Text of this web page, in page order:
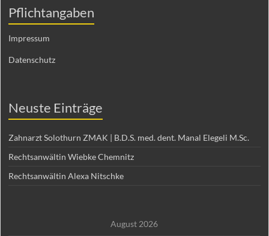
Pflichtangaben
Impressum
Datenschutz
Neuste Einträge
Zahnarzt Solothurn ZMAK | B.D.S. med. dent. Manal Elegeli M.Sc.
Rechtsanwältin Wiebke Chemnitz
Rechtsanwältin Alexa Nitschke
August 2026